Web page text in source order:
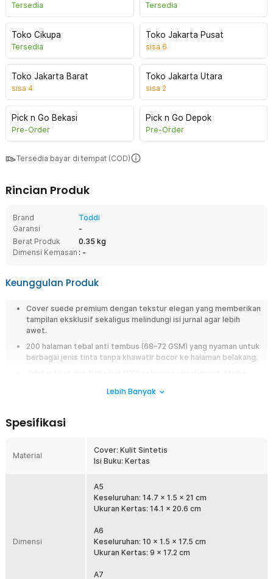
Tersedia Tersedia
Toko Cikupa
Tersedia
Toko Jakarta Pusat
sisa 6
Toko Jakarta Barat
sisa 4
Toko Jakarta Utara
sisa 2
Pick n Go Bekasi
Pre-Order
Pick n Go Depok
Pre-Order
Tersedia bayar di tempat (COD)
Rincian Produk
Brand
Toddi
Garansi
-
Berat Produk
0.35 kg
Dimensi Kemasan : -
Keunggulan Produk
Cover suede premium dengan tekstur elegan yang memberikan
tampilan eksklusif sekaligus melindungi isi jurnal agar lebih
awet.
200 halaman tebal anti tembus (68–72 GSM) yang nyaman untuk
berbagai jenis tinta tanpa khawatir bocor ke halaman belakang.
Jurnal elegan dengan cover suede premium, 200 halaman tebal anti
tembus, jahitan fleksibel 180°, dan slot pulpen praktis. Cocok untuk ide
Desain cover dengan tekstur suede memberikan kesan premium.
Terbuat dari kulit sintetis tebal, cover ini menghadirkan tampilan
elegan sekaligus melindungi isi catatan agar lebih awet dan tahan
Lebih Banyak
Spesifikasi
Material
Cover: Kulit Sintetis
Isi Buku: Kertas
Dimensi
A5
Keseluruhan: 14.7 x 1.5 x 21 cm
Ukuran Kertas: 14.1 x 20.6 cm
A6
Keseluruhan: 10 x 1.5 x 17.5 cm
Ukuran Kertas: 9 x 17.2 cm
A7